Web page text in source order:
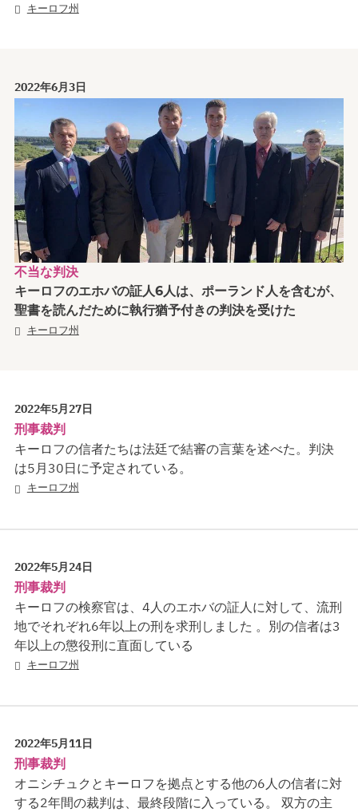
キーロフ州
2022年6月3日
不当な判決
キーロフのエホバの証人6人は、ポーランド人を含むが、
聖書を読んだために執行猶予付きの判決を受けた
キーロフ州
2022年5月27日
刑事裁判
キーロフの信者たちは法廷で結審の言葉を述べた。判決
は5月30日に予定されている。
キーロフ州
2022年5月24日
刑事裁判
キーロフの検察官は、4人のエホバの証人に対して、流刑
地でそれぞれ6年以上の刑を求刑しました 。別の信者は3
年以上の懲役刑に直面している
キーロフ州
2022年5月11日
刑事裁判
オニシチュクとキーロフを拠点とする他の6人の信者に対
する2年間の裁判は、最終段階に入っている。 双方の主